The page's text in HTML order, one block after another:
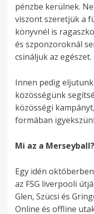
pénzbe kerülnek.
viszont szeretjük a
könyvnél is
és szponzoroknál
csináljuk az egészet.
Innen pedig
közösségünk
közösségi
formában
Mi az a Merseyball?
Egy idén
az FSG liverpooli
Glen, Szücsi és
Online és offline